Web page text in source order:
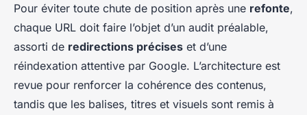
Pour éviter toute chute de position après une refonte,
chaque URL doit faire l’objet d’un audit préalable,
assorti de redirections précises et d’une
réindexation attentive par Google. L’architecture est
revue pour renforcer la cohérence des contenus,
tandis que les balises, titres et visuels sont remis à